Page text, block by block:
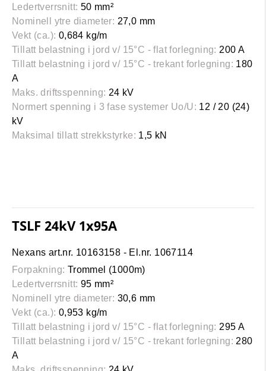
Ledertverrsnitt: 50 mm²
Nominell ytre diameter: 27,0 mm
Vekt (ca.): 0,684 kg/m
Tillatt belastning i jord v/ 15°C - flat forlegning: 200 A
Tillatt belastning i jord v/ 15°C - trekant forlegning: 180
A
Maks. driftsspenning: 24 kV
Normert spenning i 3 fase systemer Uo/U: 12 / 20 (24)
kV
Maksimal tillatt strekkstyrke: 1,5 kN
TSLF 24kV 1x95A
Nexans art.nr. 10163158 - El.nr. 1067114
Forpakning: Trommel (1000m)
Ledertverrsnitt: 95 mm²
Nominell ytre diameter: 30,6 mm
Vekt (ca.): 0,953 kg/m
Tillatt belastning i jord v/ 15°C - flat forlegning: 295 A
Tillatt belastning i jord v/ 15°C - trekant forlegning: 280
A